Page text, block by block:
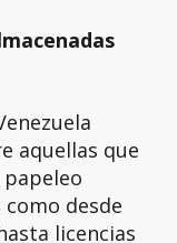
aquellas que
desde
licencias